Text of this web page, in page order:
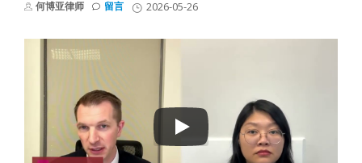
何博亚律师 2026-05-26
留言